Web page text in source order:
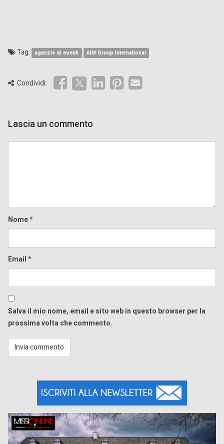
Tag: agenzie di eventi AIM Group International
Condividi:
Lascia un commento
Nome*
Email*
Salva il mio nome, email e sito web in questo browser per la
prossima volta che commento.